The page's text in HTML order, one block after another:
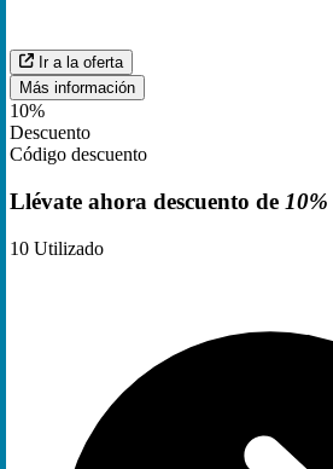
Ir a la oferta
Más información
10%
Descuento
Código descuento
Llévate ahora descuento de 10%
10 Utilizado